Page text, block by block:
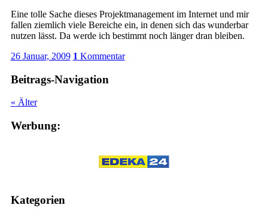
Eine tolle Sache dieses Projektmanagement im Internet und mir
fallen ziemlich viele Bereiche ein, in denen sich das wunderbar
nutzen lässt. Da werde ich bestimmt noch länger dran bleiben.
26 Januar, 2009 1 Kommentar
Beitrags-Navigation
« Älter
Werbung:
Kategorien